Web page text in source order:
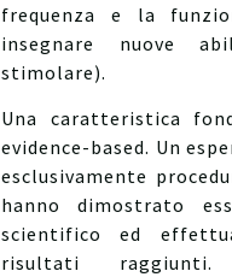
frequenza e la
insegnare nuove
stimolare).
Una caratteristica
evidence-based. Un
esclusivamente
hanno dimostrato
scientifico ed
risultati raggiunti.